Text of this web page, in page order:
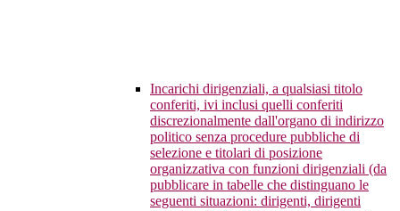
Incarichi dirigenziali, a qualsiasi titolo
conferiti, ivi inclusi quelli conferiti
discrezionalmente dall'organo di indirizzo
politico senza procedure pubbliche di
selezione e titolari di posizione
organizzativa con funzioni dirigenziali (da
pubblicare in tabelle che distinguano le
seguenti situazioni: dirigenti, dirigenti